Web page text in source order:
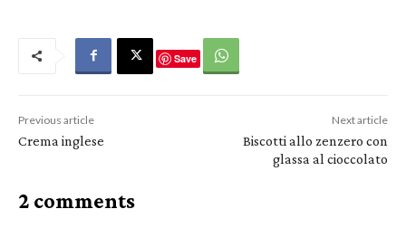
Save
Previous article
Crema inglese
Next article
Biscotti allo zenzero con
glassa al cioccolato
2 comments